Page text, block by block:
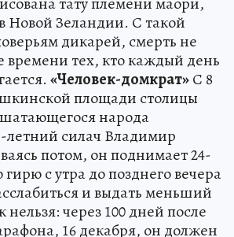
Новой Зеландии. С такой
дикарей, смерть не
времени тех, кто каждый день
«Человек-домкрат»С 8
площади столицы
народа
летний силач Владимир
потом, он поднимает 24-
с утра до позднего вечера
и выдать меньший
нельзя: через 100 дней после
16 декабря, он должен